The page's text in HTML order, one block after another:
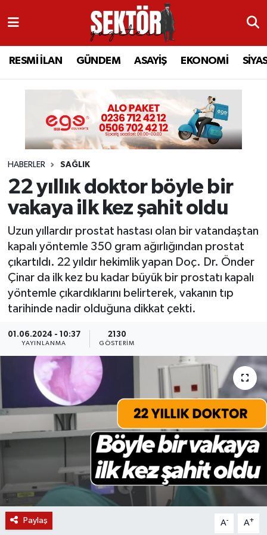
RESMİ İLAN GÜNDEM ASAYİŞ EKONOMİ
HABERLER SAĞLIK
22 yıllık doktor böyle bir
vakaya ilk kez şahit oldu
Uzun yıllardır prostat hastası olan bir vatandaştan
kapalı yöntemle 350 gram ağırlığından prostat
çıkartıldı. 22 yıldır hekimlik yapan Doç. Dr. Önder
Çinar da ilk kez bu kadar büyük bir prostatı kapalı
yöntemle çıkardıklarını belirterek, vakanın tıp
tarihinde nadir olduğuna dikkat çekti.
01.06.2024 - 10:37
YAYINLANMA
2130
GÖSTERIM
Paylaş A- A+
RESMİ İLAN
EKONOMİ
SİYASET
EĞİTİM
SAĞLIK
SPOR
KÜLTÜR SANAT
MANİSA
AKHİSAR
ALAŞEHİR
KULA
YUNUSEMRE
ŞEHZADELER
SARIGÖL
KIRKAĞAÇ
DEMİRCİ
GÖLMARMARA
GÖRDES
SOMA
RESMİ İLAN
MANİSA
ALAŞEHİR
DEMİRCİ
GÖLMARMARA
GÖRDES
KIRKAĞAÇ
KÖPRÜBAŞI
SARIGÖL
SARUHANLI
ŞEHZADELER
SELENDİ
TURGUTLU
ARAMIZDAN AYRILANLAR
BİR ZAMANLAR SALİHLİ
SİZİN SESİNİZ
GÜNDEM
ASAYİŞ
SİYASET
EKONOMİ
KÜLTÜR SANAT
SPOR
YAŞAM
LIFE
BİLİM VE TEKNOLOJİ
MANİSA'NIN YÖRESEL LEZZETLERİ
Manisa Nöbetçi Eczaneler
Manisa Namaz Vakitleri
Manisa Trafik Yoğunluk Haritası
Süper Lig Puan Durumu ve Fikstür
Tüm Manşetler
Son Dakika Haberleri
Haber Arşivi